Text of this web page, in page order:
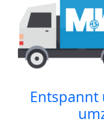
Entspannt